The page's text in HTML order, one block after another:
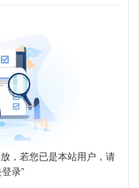
，若您已是本站用户，请
录”